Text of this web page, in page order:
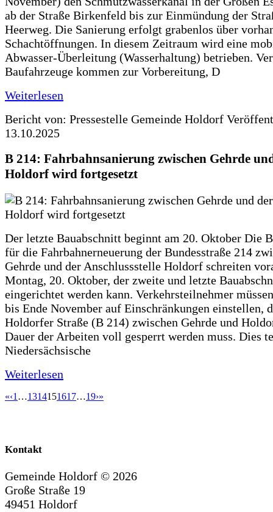
ab der Straße Birkenfeld bis zur Einmündung der
Heerweg. Die Sanierung erfolgt grabenlos über
Schachtöffnungen. In diesem Zeitraum wird eine
Abwasser-Überleitung (Wasserhaltung) betrieben.
Baufahrzeuge kommen zur Vorbereitung, D
Weiterlesen
Bericht von: Pressestelle Gemeinde Holdorf
13.10.2025
B 214: Fahrbahnsanierung zwischen Gehrde
Holdorf wird fortgesetzt
Der letzte Bauabschnitt beginnt am 20. Oktober Die
für die Fahrbahnerneuerung der Bundesstraße 214
Gehrde und der Anschlussstelle Holdorf schreiten
Montag, 20. Oktober, der zweite und letzte
eingerichtet werden kann. Verkehrsteilnehmer
bis Ende November auf Einschränkungen einstellen,
Holdorfer Straße (B 214) zwischen Gehrde und
Dauer der Arbeiten voll gesperrt werden muss. Dies
Niedersächsische
Weiterlesen
«‹1 …1314151617…19›»
Kontakt
Gemeinde Holdorf © 2026
Große Straße 19
49451 Holdorf